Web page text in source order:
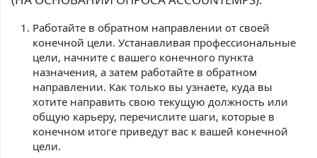
Работайте в обратном направлении от своей
конечной цели. Устанавливая профессиональные
цели, начните с вашего конечного пункта
назначения, а затем работайте в обратном
направлении. Как только вы узнаете, куда вы
хотите направить свою текущую должность или
общую карьеру, перечислите шаги, которые в
конечном итоге приведут вас к вашей конечной
цели.